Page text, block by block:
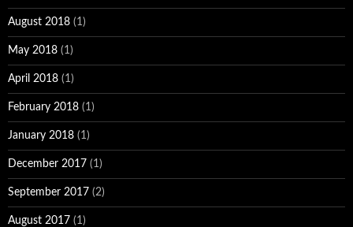
August 2018 (1)
May 2018 (1)
April 2018 (1)
February 2018 (1)
January 2018 (1)
December 2017 (1)
September 2017 (2)
August 2017 (1)